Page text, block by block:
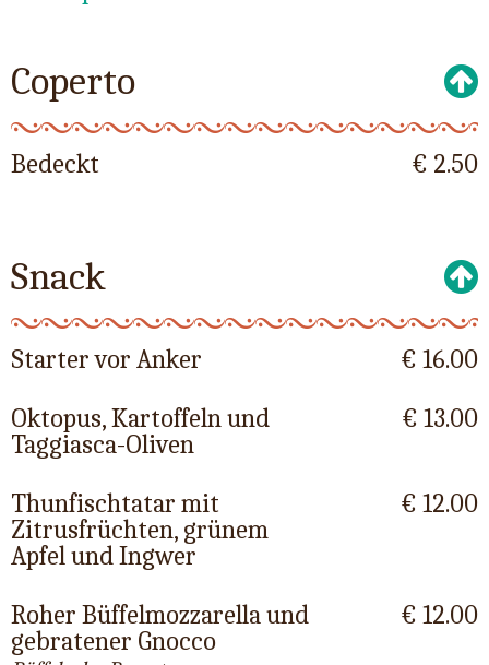
Coperto
Bedeckt € 2.50
Snack
Starter vor Anker
€ 16.00
Oktopus, Kartoffeln und
Taggiasca-Oliven
€ 13.00
Thunfischtatar mit
Zitrusfrüchten, grünem
Apfel und Ingwer
€ 12.00
Roher Büffelmozzarella und
gebratener Gnocco
€ 12.00